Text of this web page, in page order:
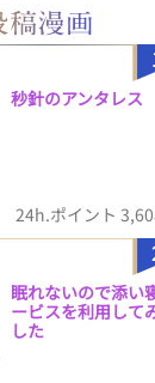
秒針のアンタレス
24h.ポイント
眠れないので添い
ービスを利用して
した